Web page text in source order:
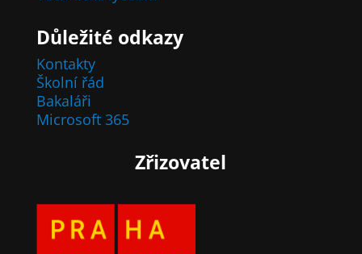
Důležité odkazy
Kontakty
Školní řád
Bakaláři
Microsoft 365
Zřizovatel